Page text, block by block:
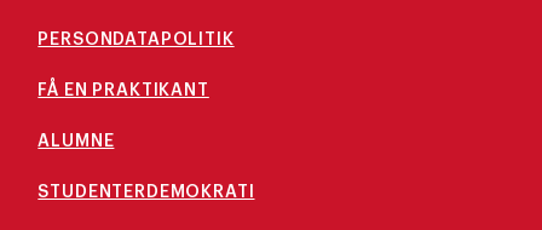
PERSONDATAPOLITIK
FÅ EN PRAKTIKANT
ALUMNE
STUDENTERDEMOKRATI